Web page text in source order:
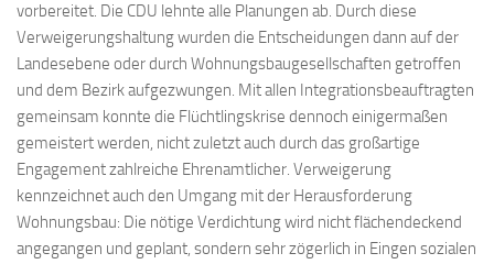
vorbereitet. Die CDU lehnte alle Planungen ab. Durch diese
Verweigerungshaltung wurden die Entscheidungen dann auf der
Landesebene oder durch Wohnungsbaugesellschaften getroffen
und dem Bezirk aufgezwungen. Mit allen Integrationsbeauftragten
gemeinsam konnte die Flüchtlingskrise dennoch einigermaßen
gemeistert werden, nicht zuletzt auch durch das großartige
Engagement zahlreiche Ehrenamtlicher. Verweigerung
kennzeichnet auch den Umgang mit der Herausforderung
Wohnungsbau: Die nötige Verdichtung wird nicht flächendeckend
angegangen und geplant, sondern sehr zögerlich in Eingen sozialen